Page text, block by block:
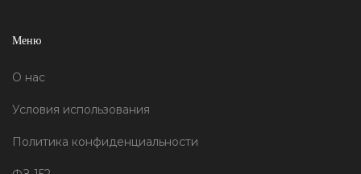
Меню
О нас
Условия использования
Политика конфиденциальности